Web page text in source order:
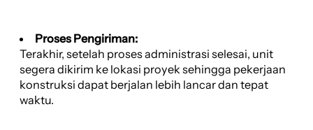
Proses Pengiriman:
Terakhir, setelah proses administrasi selesai, unit
segera dikirim ke lokasi proyek sehingga pekerjaan
konstruksi dapat berjalan lebih lancar dan tepat
waktu.